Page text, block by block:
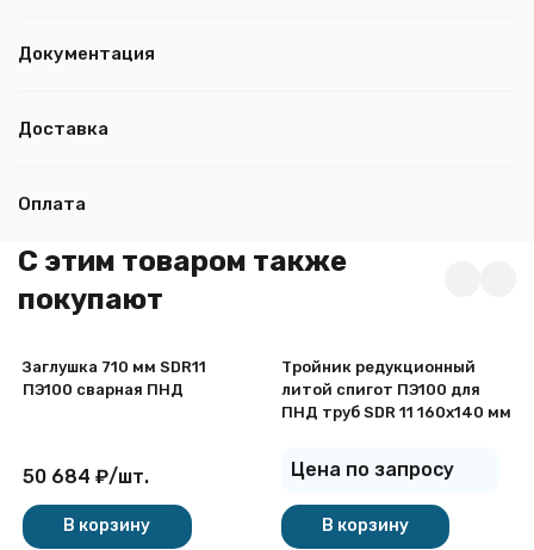
Документация
Доставка
Оплата
C этим товаром также
покупают
Заглушка 710 мм SDR11
ПЭ100 сварная ПНД
50 684 ₽/шт.
В корзину
Тройник редукционный
литой спигот ПЭ100 для
ПНД труб SDR 11 160х140 мм
Цена по запросу
В корзину